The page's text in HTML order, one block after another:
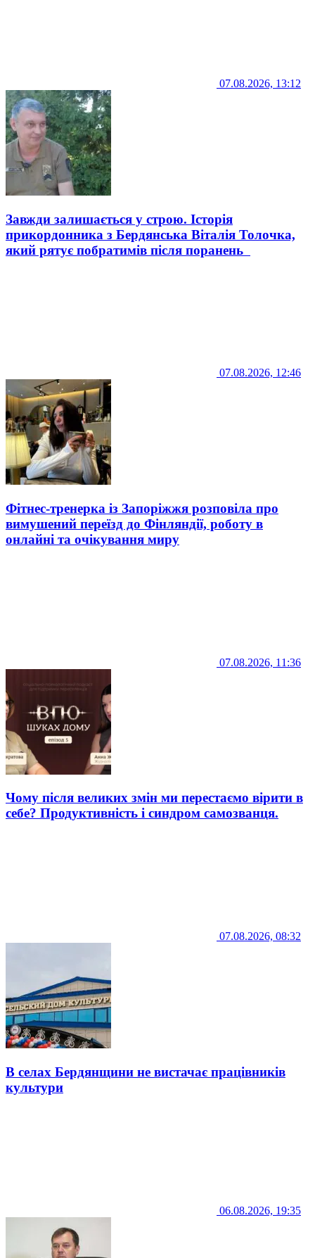
07.08.2026, 13:12
Завжди залишається у строю. Історія
прикордонника з Бердянська Віталія Толочка,
який рятує побратимів після поранень
07.08.2026, 12:46
Фітнес-тренерка із Запоріжжя розповіла про
вимушений переїзд до Фінляндії, роботу в
онлайні та очікування миру
07.08.2026, 11:36
Чому після великих змін ми перестаємо вірити в
себе? Продуктивність і синдром самозванця.
07.08.2026, 08:32
В селах Бердянщини не вистачає працівників
культури
06.08.2026, 19:35